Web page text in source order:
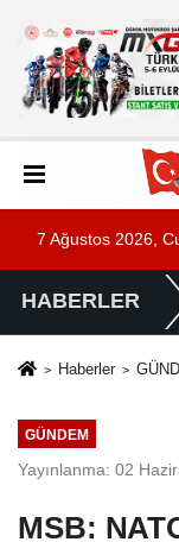
7 Ağustos 2026,
HABERLER
Haberler
GÜNDEM
Yayınlanma: 02
MSB: